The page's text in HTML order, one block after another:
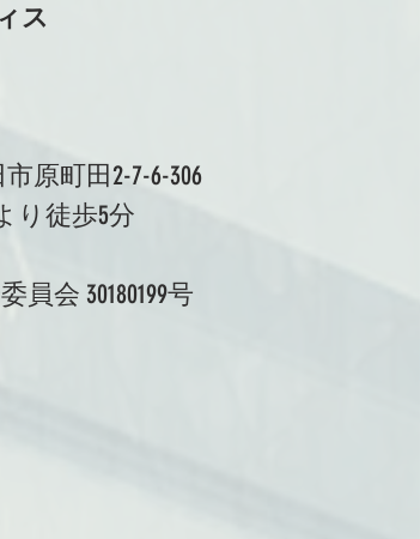
ス
原町田2-7-6-306
り徒歩5分
会 30180199号